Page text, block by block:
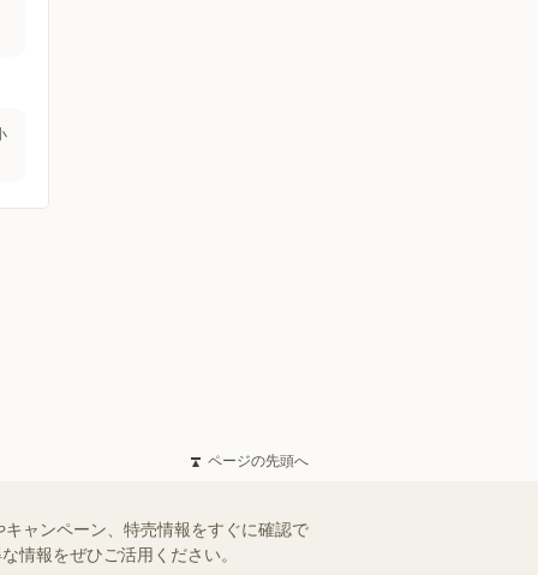
ページの先頭へ
ャンペーン、特売情報をすぐに確認で
情報をぜひご活用ください。